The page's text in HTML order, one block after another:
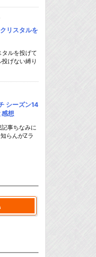
リスタルを
ルを投げて
げない縛り
シーズン14
想
事ちなみに
らんがZラ